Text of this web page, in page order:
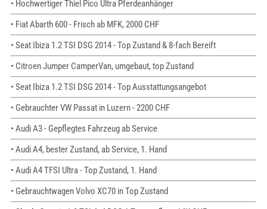
• Hochwertiger Thiel Pico Ultra Pferdeanhänger
• Fiat Abarth 600 - Frisch ab MFK, 2000 CHF
• Seat Ibiza 1.2 TSI DSG 2014 - Top Zustand & 8-fach Bereift
• Citroen Jumper CamperVan, umgebaut, top Zustand
• Seat Ibiza 1.2 TSI DSG 2014 - Top Ausstattungsangebot
• Gebrauchter VW Passat in Luzern - 2200 CHF
• Audi A3 - Gepflegtes Fahrzeug ab Service
• Audi A4, bester Zustand, ab Service, 1. Hand
• Audi A4 TFSI Ultra - Top Zustand, 1. Hand
• Gebrauchtwagen Volvo XC70 in Top Zustand